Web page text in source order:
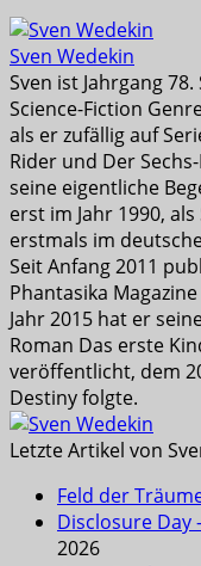
Sven Wedekin
Sven ist Jahrgang
Science-Fiction
als er zufällig auf
Rider und Der
seine eigentliche
erst im Jahr 1990,
erstmals im
Seit Anfang 2011
Phantasika
Jahr 2015 hat er
Roman Das erste
veröffentlicht, dem
Destiny folgte.
Letzte Artikel von
Feld der
Disclosure Day
2026